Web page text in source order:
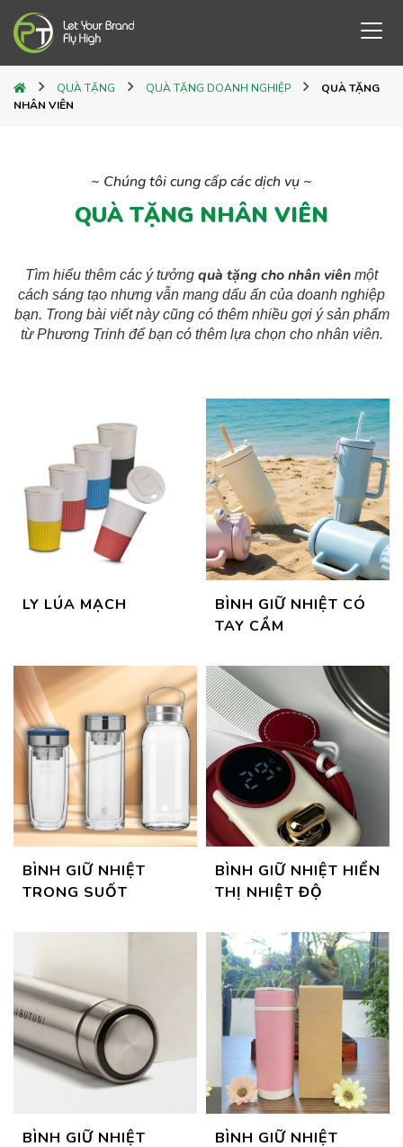
QUÀ TẶNG QUÀ TẶNG DOANH NGHIỆP
QUÀ TẶNG
NHÂN VIÊN
~ Chúng tôi cung cấp các dịch vụ ~
QUÀ TẶNG NHÂN VIÊN
Tìm hiểu thêm các ý tưởng quà tặng cho nhân viên một
cách sáng tạo nhưng vẫn mang dấu ấn của doanh nghiệp
bạn. Trong bài viết này cũng có thêm nhiều gợi ý sản phẩm
từ Phương Trinh để bạn có thêm lựa chọn cho nhân viên.
LY LÚA MẠCH
BÌNH GIỮ NHIỆT CÓ
TAY CẦM
BÌNH GIỮ NHIỆT
TRONG SUỐT
BÌNH GIỮ NHIỆT HIỂN
THỊ NHIỆT ĐỘ
BÌNH GIỮ NHIỆT
BÌNH GIỮ NHIỆT